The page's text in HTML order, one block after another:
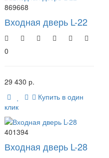
869668
Входная дверь L-22
0
29 430 р.
Купить в один
клик
401394
Входная дверь L-28